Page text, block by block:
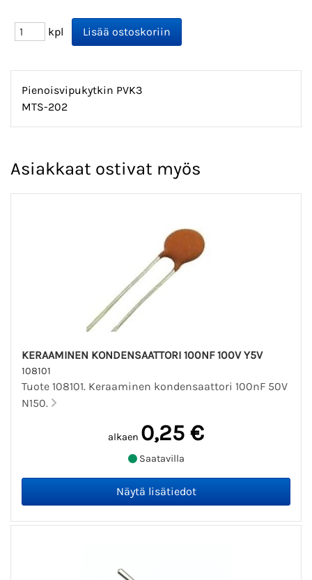
kpl
Pienoisvipukytkin PVK3
MTS-202
Asiakkaat ostivat myös
KERAAMINEN KONDENSAATTORI 100NF 100V Y5V
108101
Tuote 108101. Keraaminen kondensaattori 100nF 50V
N150.
alkaen 0,25 €
Saatavilla